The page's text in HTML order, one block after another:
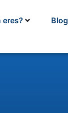
eres? Blog